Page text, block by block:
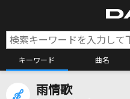
キーワード 曲名
雨情歌